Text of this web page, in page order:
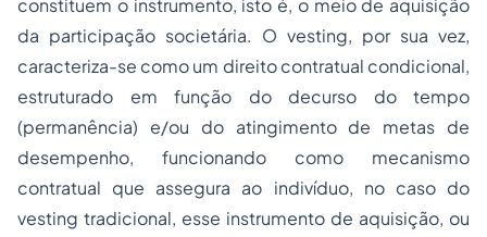
constituem o instrumento, isto é, o meio de aquisição
da participação societária. O vesting, por sua vez,
caracteriza-se como um direito contratual condicional,
estruturado em função do decurso do tempo
(permanência) e/ou do atingimento de metas de
desempenho, funcionando como mecanismo
contratual que assegura ao indivíduo, no caso do
vesting tradicional, esse instrumento de aquisição, ou